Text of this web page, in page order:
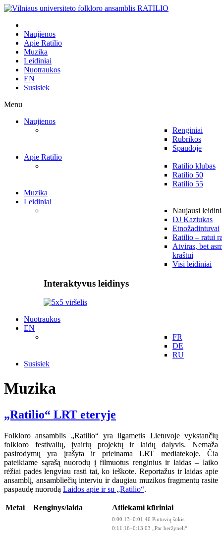
Naujienos
Apie Ratilio
Muzika
Leidiniai
Nuotraukos
EN
Susisiek
Menu
Naujienos
Renginiai
Rubrikos
Spaudoje
Apie Ratilio
Ratilio klubas
Ratilio 50
Ratilio 55
Muzika
Leidiniai
Naujausi
DJ Kaziukas
Etnožadintuvai
Ratilio – ratui
Atviras, bet
kraštui
Visi leidiniai
Interaktyvus leidinys
Nuotraukos
EN
FR
DE
RU
Susisiek
Muzika
„Ratilio“ LRT eteryje
Folkloro ansamblis „Ratilio“ yra ilgametis Lietuvoje vykstančių
folkloro festivalių, įvairių projektų ir laidų dalyvis. Nemaža
pasirodymų yra įrašyta ir prieinama LRT mediatekoje. Čia
pateikiame sąrašą nuorodų į filmuotus renginius ir laidas – laiko
rėžiai padės lengviau rasti tai, ko ieškote. Reportažus ir laidas apie
ansamblį, ansambliečių interviu ir daugiau muzikos fragmentų rasite
paspaudę nuorodą Laidos apie ir su „Ratilio“.
Metai Renginys/laida Atliekami kūriniai
0:00:13–0:01:46 Pintuvių šokis
0:11:16–0:13:03 „Par beržyneli“